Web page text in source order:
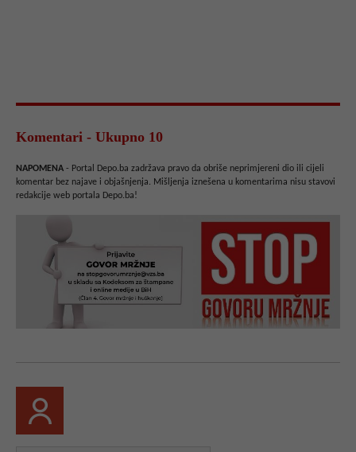
Komentari - Ukupno 10
NAPOMENA - Portal Depo.ba zadržava pravo da obriše neprimjereni dio ili cijeli
komentar bez najave i objašnjenja. Mišljenja iznešena u komentarima nisu stavovi
redakcije web portala Depo.ba!